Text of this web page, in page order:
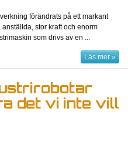
förändrats på ett markant
stor kraft och enorm
som drivs av en ...
Läs mer »
det vi inte vill